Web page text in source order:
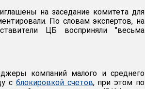
на заседание комитета для
По словам экспертов, на
ЦБ восприняли "весьма
компаний малого и среднего
с блокировкой счетов, при этом по